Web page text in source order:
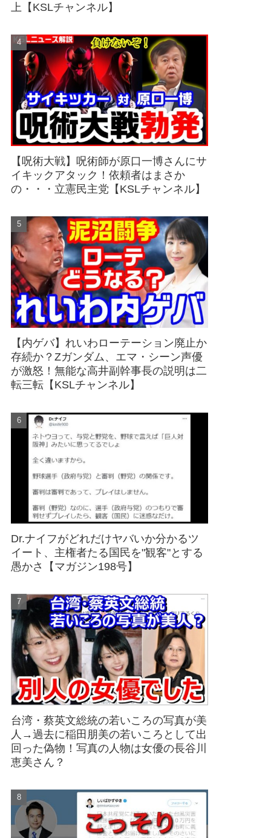
上【KSLチャンネル】
【呪術大戦】呪術師が原口一博さんにサ
イキックアタック！依頼者はまさか
の・・・立憲民主党【KSLチャンネル】
【内ゲバ】れいわローテーション廃止か
存続か？Zガンダム、エマ・シーン声優
が激怒！無能な高井副幹事長の説明は二
転三転【KSLチャンネル】
Dr.ナイフがどれだけヤバいか分かるツ
イート、主権者たる国民を"観客"とする
愚かさ【マガジン198号】
台湾・蔡英文総統の若いころの写真が美
人→過去に稲田朋美の若いころとして出
回った偽物！写真の人物は女優の長谷川
恵美さん？